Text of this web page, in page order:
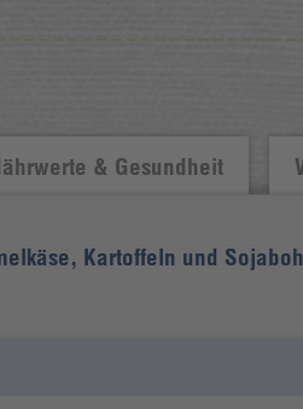
& Gesundheit
Kartoffeln und